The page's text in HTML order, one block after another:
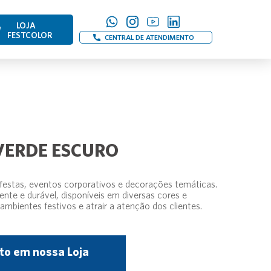
LOJA
FESTCOLOR
CENTRAL DE ATENDIMENTO
ESCURO
eventos corporativos e decorações temáticas.
e durável, disponíveis em diversas cores e
festivos e atrair a atenção dos clientes.
em nossa Loja